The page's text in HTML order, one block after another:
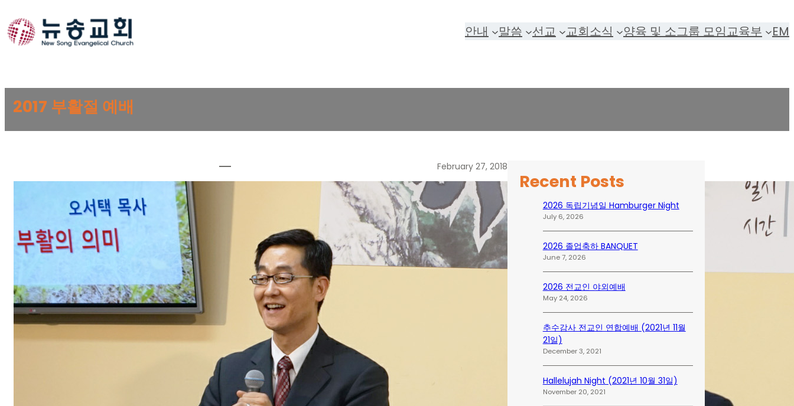
to
content
안내 말씀 선교 교회소식 양육 및 소그룹 모임교육부 EM
2017 부활절 예배
February 27, 2018
Recent Posts
2026 독립기념일 Hamburger Night
July 6, 2026
2026 졸업축하 BANQUET
June 7, 2026
2026 전교인 야외예배
May 24, 2026
추수감사 전교인 연합예배 (2021년 11월
21일)
December 3, 2021
Hallelujah Night (2021년 10월 31일)
November 20, 2021